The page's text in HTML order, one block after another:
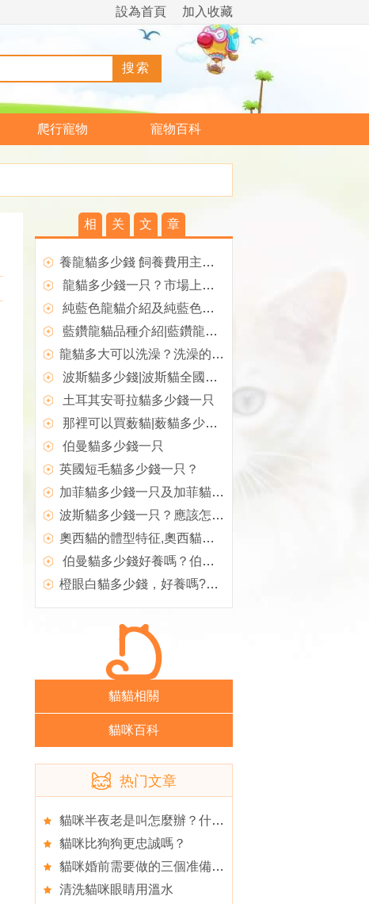
加入收藏
設為首頁
爬行寵物 寵物百科
相 关 文 章
養龍貓多少錢 飼養費用主要有兩部分
龍貓多少錢一只？市場上龍貓價格參考
純藍色龍貓介紹及純藍色龍貓多少錢？
藍鑽龍貓品種介紹|藍鑽龍貓多少錢
龍貓多大可以洗澡？洗澡的方法有哪些？
波斯貓多少錢|波斯貓全國價格對比
土耳其安哥拉貓多少錢一只
那裡可以買薮貓|薮貓多少錢一只？
伯曼貓多少錢一只
英國短毛貓多少錢一只？
加菲貓多少錢一只及加菲貓的優勢特點
波斯貓多少錢一只？應該怎麼選購波斯貓？
奧西貓的體型特征,奧西貓多少錢一只|價格
伯曼貓多少錢好養嗎？伯曼貓圖片
橙眼白貓多少錢，好養嗎?橙眼白貓圖片|價格|介紹
貓貓相關
貓咪百科
热门文章
貓咪半夜老是叫怎麼辦？什麼原因？
貓咪比狗狗更忠誠嗎？
貓咪婚前需要做的三個准備,接純種貓回家前之准備工作
清洗貓咪眼睛用溫水